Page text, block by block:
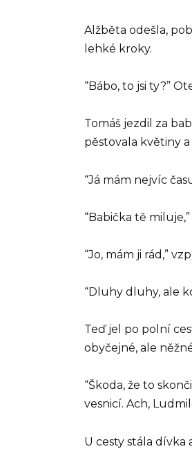
Alžběta odešla,
lehké kroky.
“Bábo, to jsi ty?”
Tomáš jezdil za
pěstovala květiny
“Já mám nejvíc
“Babička tě
“Jo, mám ji rád,”
“Dluhy dluhy, ale
Teď jel po polní
obyčejné, ale
“Škoda, že to
vesnicí. Ach,
U cesty stála dívka